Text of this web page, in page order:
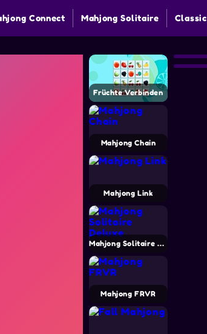
Connect Mahjong Solitaire Classic
Früchte Verbinden
Mahjong Chain
Mahjong Link
Mahjong Solitaire Deluxe
Mahjong FRVR